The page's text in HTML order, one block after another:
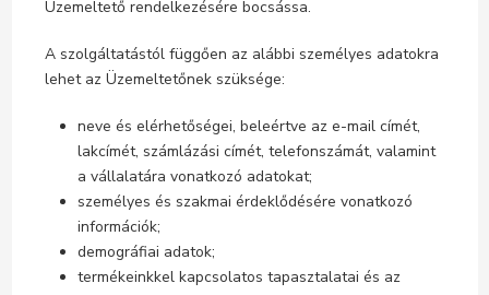
Üzemeltető rendelkezésére bocsássa.
A szolgáltatástól függően az alábbi személyes adatokra
lehet az Üzemeltetőnek szüksége:
neve és elérhetőségei, beleértve az e-mail címét,
lakcímét, számlázási címét, telefonszámát, valamint
a vállalatára vonatkozó adatokat;
személyes és szakmai érdeklődésére vonatkozó
információk;
demográfiai adatok;
termékeinkkel kapcsolatos tapasztalatai és az